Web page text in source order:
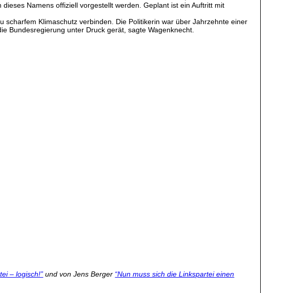
Namens offiziell vorgestellt werden. Geplant ist ein Auftritt mit
scharfem Klimaschutz verbinden. Die Politikerin war über Jahrzehnte einer
Bundesregierung unter Druck gerät, sagte Wagenknecht.
– logisch!” und von Jens Berger “Nun muss sich die Linkspartei einen